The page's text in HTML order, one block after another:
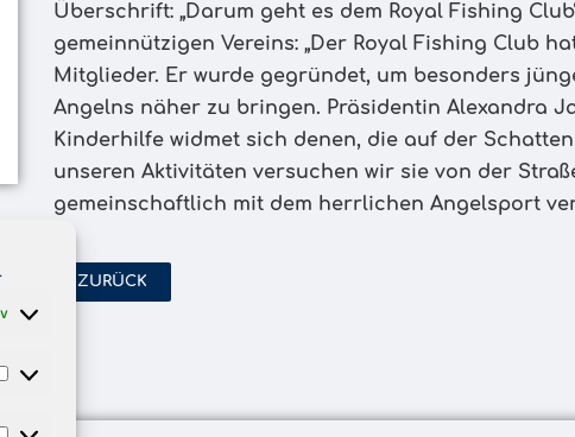
Überschrift: „Darum geht es dem Royal Fishing
gemeinnützigen Vereins: „Der Royal Fishing Club
Mitglieder. Er wurde gegründet, um besonders
Angelns näher zu bringen. Präsidentin Alexandra
Kinderhilfe widmet sich denen, die auf der
unseren Aktivitäten versuchen wir sie von der
gemeinschaftlich mit dem herrlichen Angelsport
ZURÜCK